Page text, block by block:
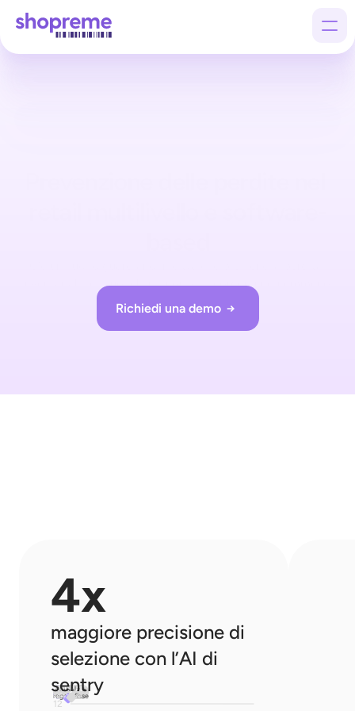
inventariale, e i tuoi clienti non si accorgeranno nemmeno
della sua presenza.
Richiedi una demo
4x
maggiore precisione di
selezione con l’AI di
sentry
12
sentry AI
selezione
casuale +
regole fisse